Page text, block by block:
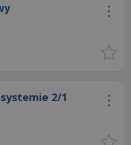
2/1